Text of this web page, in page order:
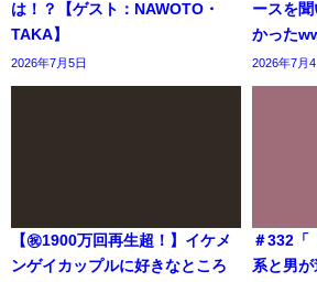
は！？【ゲスト：NAWOTO・
TAKA】
2026年7月5日
ースを
かった
2026年7月4
【㊗️1900万回再生超！】イケメ
ンゲイカップルに好きなところ
＃332「
系と男